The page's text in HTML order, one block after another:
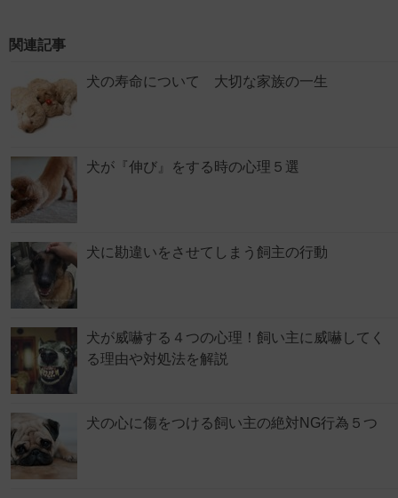
関連記事
犬の寿命について 大切な家族の一生
犬が『伸び』をする時の心理５選
犬に勘違いをさせてしまう飼主の行動
犬が威嚇する４つの心理！飼い主に威嚇してく
る理由や対処法を解説
犬の心に傷をつける飼い主の絶対NG行為５つ